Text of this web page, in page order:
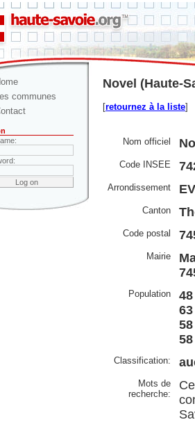
communes
Novel (Haute-
[retournez à la liste]
Nom officiel
Code INSEE
Arrondissement
Canton
Code postal
Mairie
Population
Classification:
Mots de
recherche: